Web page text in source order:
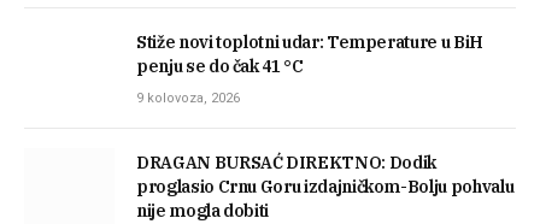
Stiže novi toplotni udar: Temperature u BiH
penju se do čak 41 °C
9 kolovoza, 2026
DRAGAN BURSAĆ DIREKTNO: Dodik
proglasio Crnu Goru izdajničkom-Bolju pohvalu
nije mogla dobiti